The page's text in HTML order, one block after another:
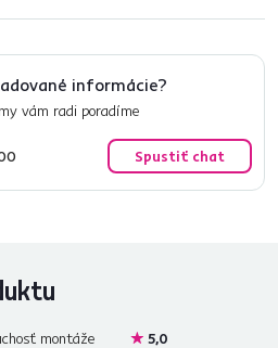
informácie?
vám radi poradíme
Spustiť chat
montáže
5,0